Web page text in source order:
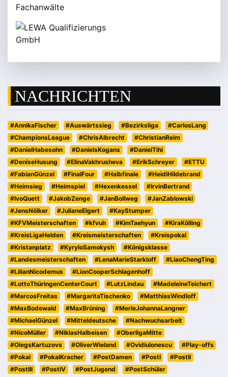
NACHRICHTEN
#AnnikaFischer #Auswärtssieg #Bezirksliga
#CarlosLang
#ChampionsLeague
#ChrisAlbrecht
#ChristianReim
#DanielHabesohn
#DanielsKogans
#DanielTihi
#DeniseHusung
#ElinaVakhrusheva #ErikSchreyer
#ETTU
#FabianGünzel
#FinalFour #Halbfinale
#HeidiHildebrand
#Heimsieg
#Heimspiel #Hexenkessel
#IrvinBertrand
#IvoQuett
#JakobZenge #JanBollweg
#JanZablowski
#JensNölker
#JulianeElgert
#KayStumper
#KFVMeisterschaften
#kfvuh #KimTaehyun
#KiraKölling
#KreisLigaHelden
#Kreismeisterschaften
#Kreispokal
#Kristanplatz
#KyryloSamokysh
#Königsklasse
#Landesmeisterschaften
#LenaMarieStarkloff
#LiaoChengTing
#LilianNicodemus
#LionCooperSchlagenhoff
#LottoThüringenCenterCourt
#LutzLindau
#MadeleineTeichert
#MarcosFreitas
#MargaritaTischenko
#MatthiasWindloff
#MaxBodewald
#MaxBrüning
#MerleJohannaLangner
#MichaelGünzel
#Mitteldeutsche
#Nachwuchsarbeit
#NicoMüller
#NiklasHalbeisen
#OberligaMitte
#OlegsKartuzovs
#OliverWieland #OvidiuIonescu
#Play-offs
#Pokal
#PokalKracher #PostDamen #PostI
#PostII
#PostIII
#PostIV #PostJugend #PostSchüler